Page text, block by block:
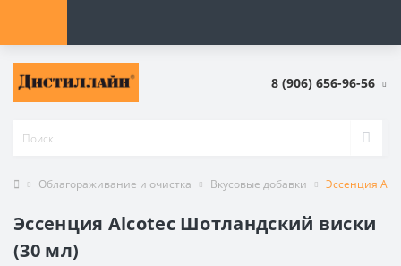
8 (906) 656-96-56
Облагораживание и очистка Вкусовые добавки Эссенция
Эссенция Alcotec Шотландский виски
(30 мл)